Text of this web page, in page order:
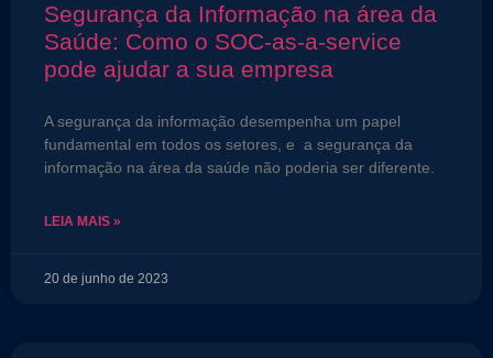
Segurança da Informação na área da
Saúde: Como o SOC-as-a-service
pode ajudar a sua empresa
A segurança da informação desempenha um papel
fundamental em todos os setores, e a segurança da
informação na área da saúde não poderia ser diferente.
LEIA MAIS »
20 de junho de 2023